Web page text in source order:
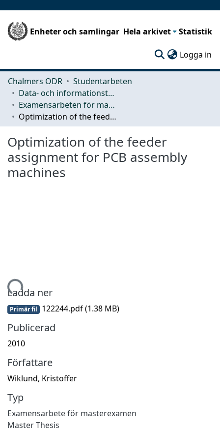
Enheter och samlingar Hela arkivet Statistik
Logga in
Chalmers ODR
Studentarbeten
Data- och informationsteknik (CSE)
Examensarbeten för masterexamen
Optimization of the feeder assignment for PCB assembly machines
Optimization of the feeder
assignment for PCB assembly
machines
Ladda ner
Primär fil 122244.pdf(1.38 MB)
Publicerad
2010
Författare
Wiklund, Kristoffer
Typ
Examensarbete för masterexamen
Master Thesis